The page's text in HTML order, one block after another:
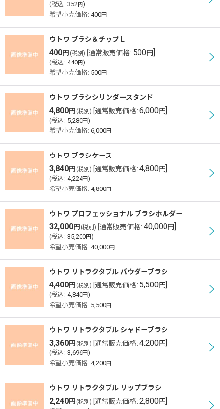
(税込 : 352円)
希望小売価格: 400円
ウトワ ブラシ＆チップ L
400円 (税別) 通常販売価格: 500円]
(税込 : 440円)
希望小売価格: 500円
ウトワ ブラシシリンダースタンド
4,800円 (税別) 通常販売価格: 6,000円]
(税込 : 5,280円)
希望小売価格: 6,000円
ウトワ ブラシケース
3,840円 (税別) 通常販売価格: 4,800円]
(税込 : 4,224円)
希望小売価格: 4,800円
ウトワ プロフェッショナル ブラシホルダー
32,000円 (税別) 通常販売価格: 40,000円]
(税込 : 35,200円)
希望小売価格: 40,000円
ウトワ リトラクタブル パウダーブラシ
4,400円 (税別) 通常販売価格: 5,500円]
(税込 : 4,840円)
希望小売価格: 5,500円
ウトワ リトラクタブル シャドーブラシ
3,360円 (税別) 通常販売価格: 4,200円]
(税込 : 3,696円)
希望小売価格: 4,200円
ウトワ リトラクタブル リップブラシ
2,240円 (税別) 通常販売価格: 2,800円]